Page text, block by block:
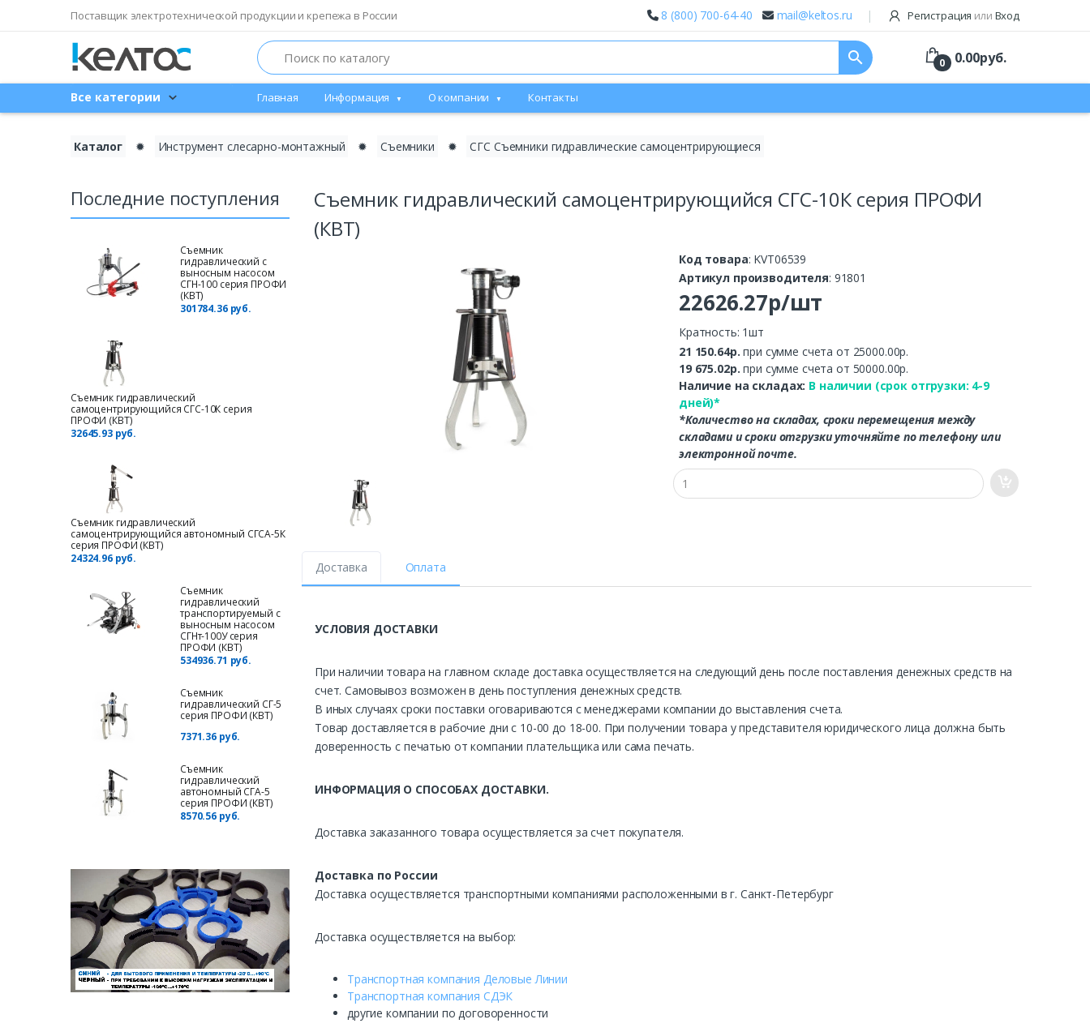
Поставщик электротехнической продукции и крепежа в России 8 (800) 700-64-40 mail@keltos.ru Регистрация или Вход
Search search 0 0.00руб.
Все категории Главная Информация О компании Контакты
Каталог ✹ Инструмент слесарно-монтажный ✹ Съемники ✹ СГС Съемники гидравлические самоцентрирующиеся
Последние поступления
Съемник
гидравлический с
выносным насосом
СГН-100 серия ПРОФИ
(КВТ)
301784.36 руб.
Съемник гидравлический
самоцентрирующийся СГС-10К серия
ПРОФИ (КВТ)
32645.93 руб.
Съемник гидравлический
самоцентрирующийся автономный СГСА-5К
серия ПРОФИ (КВТ)
24324.96 руб.
Съемник
гидравлический
транспортируемый с
выносным насосом
СГНт-100У серия
ПРОФИ (КВТ)
534936.71 руб.
Съемник
гидравлический СГ-5
серия ПРОФИ (КВТ)
7371.36 руб.
Съемник
гидравлический
автономный СГА-5
серия ПРОФИ (КВТ)
8570.56 руб.
Съемник гидравлический самоцентрирующийся СГС-10К серия ПРОФИ
(КВТ)
Код товара: KVT06539
Артикул производителя: 91801
22626.27р/шт
Кратность: 1шт
21 150.64р.при сумме счета от 25000.00р.
19 675.02р.при сумме счета от 50000.00р.
Наличие на складах: В наличии (срок отгрузки: 4-9
дней)*
*Количество на складах, сроки перемещения между
складами и сроки отгрузки уточняйте по телефону или
электронной почте.
Доставка Оплата
УСЛОВИЯ ДОСТАВКИ
При наличии товара на главном складе доставка осуществляется на следующий день после поставления денежных средств на
счет. Самовывоз возможен в день поступления денежных средств.
В иных случаях сроки поставки оговариваются с менеджерами компании до выставления счета.
Товар доставляется в рабочие дни с 10-00 до 18-00. При получении товара у представителя юридического лица должна быть
доверенность с печатью от компании плательщика или сама печать.
ИНФОРМАЦИЯ О СПОСОБАХ ДОСТАВКИ.
Доставка заказанного товара осуществляется за счет покупателя.
Доставка по России
Доставка осуществляется транспортными компаниями расположенными в г. Санкт-Петербург
Доставка осуществляется на выбор:
Транспортная компания Деловые Линии
Транспортная компания СДЭК
другие компании по договоренности